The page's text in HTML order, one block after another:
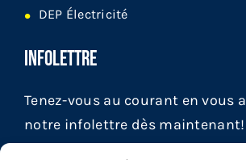
DEP Électricité
INFOLETTRE
Tenez-vous au courant en vous
notre infolettre dès maintenant!